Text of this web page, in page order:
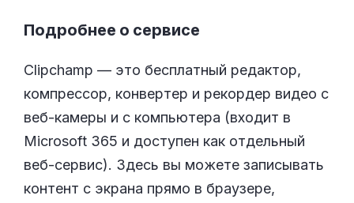
Подробнее о сервисе
Clipchamp — это бесплатный редактор,
компрессор, конвертер и рекордер видео с
веб-камеры и с компьютера (входит в
Microsoft 365 и доступен как отдельный
веб-сервис). Здесь вы можете записывать
контент с экрана прямо в браузере,